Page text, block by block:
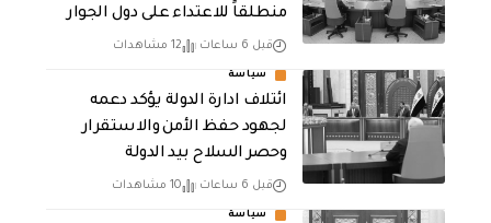
منطلقاً للاعتداء على دول الجوار
قبل 6 ساعات 12 مشاهدات
سياسة
ائتلاف ادارة الدولة يؤكد دعمه
لجهود حفظ الأمن والاستقرار
وحصر السلاح بيد الدولة
قبل 6 ساعات 10 مشاهدات
سياسة